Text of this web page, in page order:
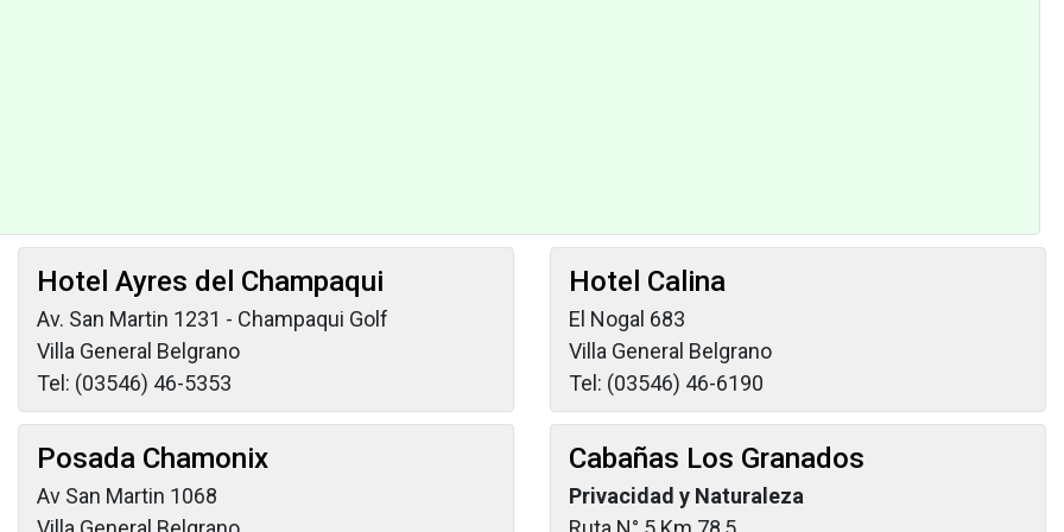
Hotel Ayres del Champaqui
Av. San Martin 1231 - Champaqui Golf
Villa General Belgrano
Tel: (03546) 46-5353
Hotel Calina
El Nogal 683
Villa General Belgrano
Tel: (03546) 46-6190
Posada Chamonix
Av San Martin 1068
Cabañas Los Granados
Privacidad y Naturaleza